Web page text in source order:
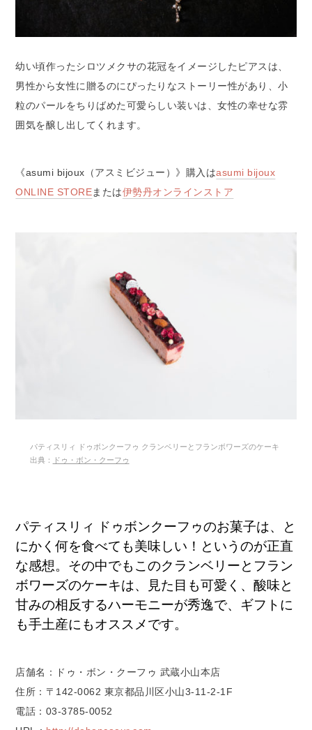
幼い頃作ったシロツメクサの花冠をイメージしたピアスは、
男性から女性に贈るのにぴったりなストーリー性があり、小
粒のパールをちりばめた可愛らしい装いは、女性の幸せな雰
囲気を醸し出してくれます。
《asumi bijoux（アスミビジュー）》購入はasumi bijoux
ONLINE STOREまたは伊勢丹オンラインストア
パティスリィ ドゥボンクーフゥ クランベリーとフランボワーズのケーキ
出典：
ドゥ・ボン・クーフゥ
パティスリィ ドゥボンクーフゥのお菓子は、と
にかく何を食べても美味しい！というのが正直
な感想。その中でもこのクランベリーとフラン
ボワーズのケーキは、見た目も可愛く、酸味と
甘みの相反するハーモニーが秀逸で、ギフトに
も手土産にもオススメです。
店舗名：ドゥ・ボン・クーフゥ 武蔵小山本店
住所：〒142-0062 東京都品川区小山3-11-2-1F
電話：03-3785-0052